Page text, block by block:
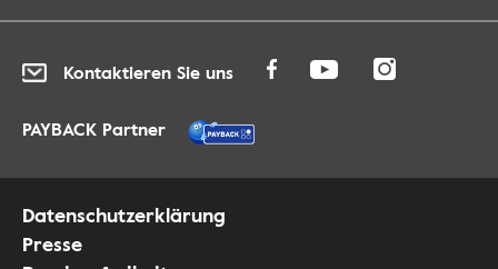
Kontaktieren Sie uns
PAYBACK Partner
Datenschutzerklärung
Presse